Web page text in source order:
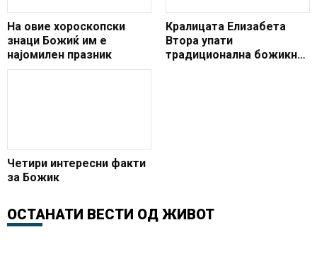
На овие хороскопски
знаци Божиќ им е
најомилен празник
Кралицата Елизабета
Втора упати
традиционална божикна
Четири интересни факти
за Божик
ОСТАНАТИ ВЕСТИ ОД ЖИВОТ